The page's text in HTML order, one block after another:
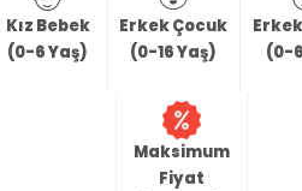
Kız Bebek
(0-6 Yaş)
Erkek Çocuk
(0-16 Yaş)
(0-
Maksimum
Fiyat